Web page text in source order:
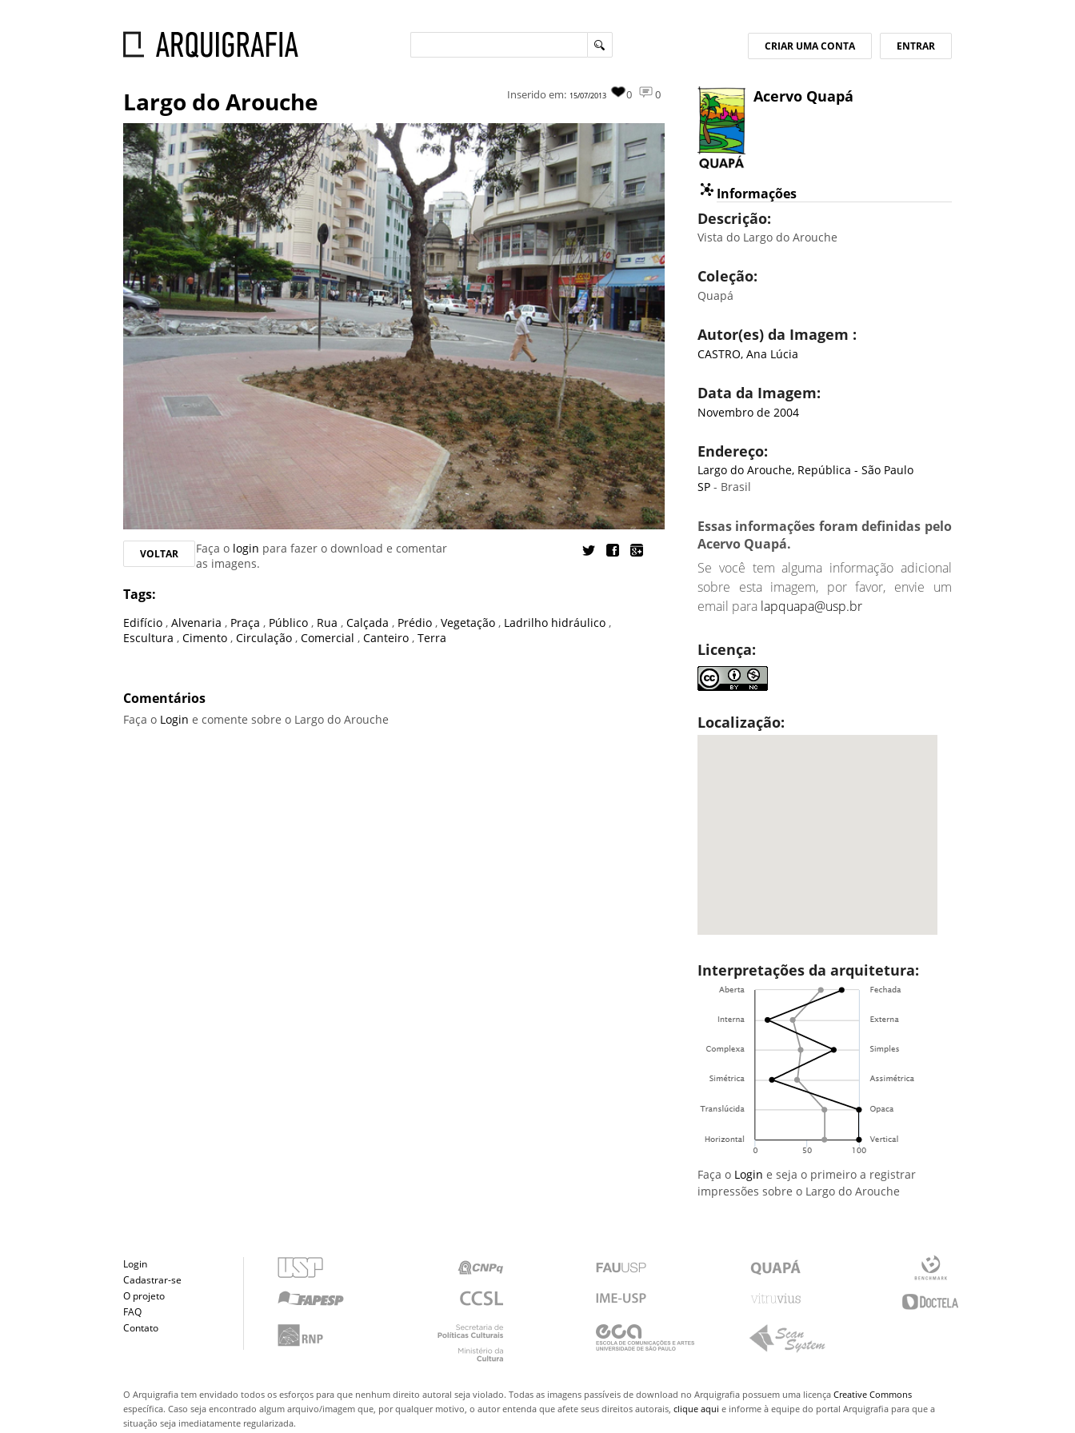
ENTRAR
CRIAR UMA CONTA
Largo do Arouche 0
0
Inserido em: 15/07/2013
VOLTAR Faça o login para fazer o download e comentar
as imagens.
Tags:
Edifício ,Alvenaria , Praça , Público , Rua ,Calçada , Prédio ,Vegetação , Ladrilho hidráulico ,
Escultura ,Cimento ,Circulação ,Comercial ,Canteiro ,Terra
Comentários
Faça o Login e comente sobre o Largo do Arouche
Acervo Quapá
Informações
Descrição:
Vista do Largo do Arouche
Coleção:
Quapá
Autor(es) da Imagem :
CASTRO, Ana Lúcia
Data da Imagem:
Novembro de 2004
Endereço:
Largo do Arouche, República - São Paulo
SP - Brasil
Essas informações foram definidas pelo
Acervo Quapá.
Se você tem alguma informação adicional
sobre esta imagem, por favor, envie um
email para lapquapa@usp.br
Licença:
Localização:
Interpretações da arquitetura:
Faça o Login e seja o primeiro a registrar
impressões sobre o Largo do Arouche
Login
Cadastrar-se
O projeto
FAQ
Contato
O Arquigrafia tem envidado todos os esforços para que nenhum direito autoral seja violado. Todas as imagens passíveis de download no Arquigrafia possuem uma licençaCreative Commons
específica. Caso seja encontrado algum arquivo/imagem que, por qualquer motivo, o autor entenda que afete seus direitos autorais,clique aqui e informe à equipe do portal Arquigrafia para que a
situação seja imediatamente regularizada.